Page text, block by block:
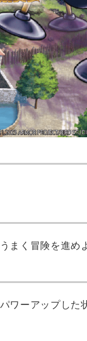
まく冒険を進め
ワーアップした